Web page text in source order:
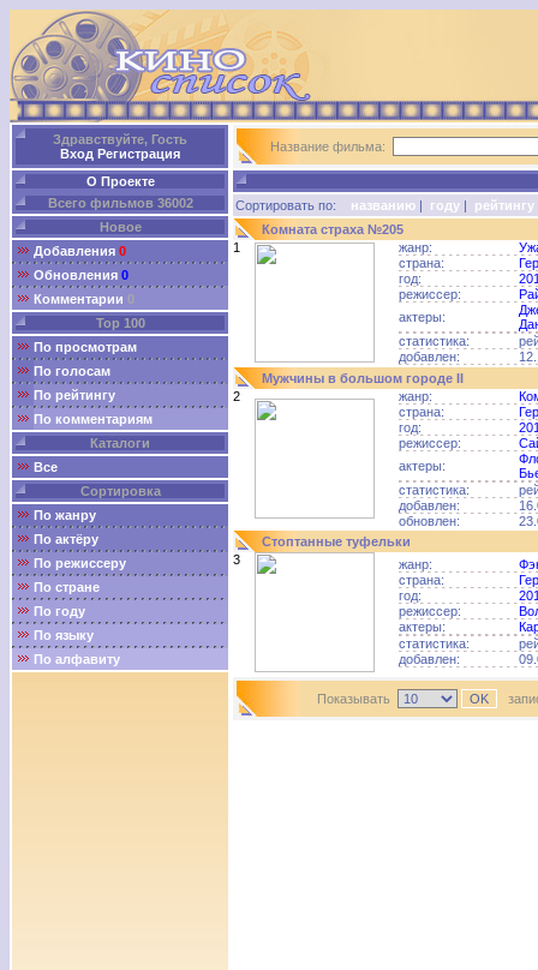
Здравствуйте, Гость
Вход Регистрация
О Проекте
Всего фильмов 36002
Новое
Добавления 0
Обновления 0
Комментарии 0
Top 100
По просмотрам
По голосам
По рейтингу
По комментариям
Каталоги
Все
Сортировка
По жанру
По актёру
По режиссеру
По стране
По году
По языку
По алфавиту
Название фильма:
Сортировать по: названию | году | рейтингу
Комната страха №205
1
жанр:
страна:
год:
режиссер:
актеры:
статистика:
добавлен:
Мужчины в большом городе II
2
жанр:
страна:
год:
режиссер:
актеры:
статистика:
добавлен:
обновлен:
Стоптанные туфельки
3
жанр:
страна:
год:
режиссер:
актеры:
статистика:
добавлен:
Показывать